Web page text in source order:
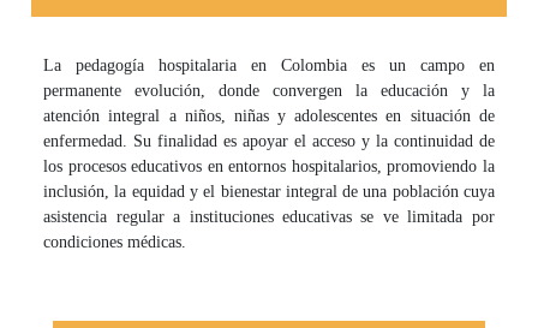
La pedagogía hospitalaria en Colombia es un campo en
permanente evolución, donde convergen la educación y la
atención integral a niños, niñas y adolescentes en situación de
enfermedad. Su finalidad es apoyar el acceso y la continuidad de
los procesos educativos en entornos hospitalarios, promoviendo la
inclusión, la equidad y el bienestar integral de una población cuya
asistencia regular a instituciones educativas se ve limitada por
condiciones médicas.